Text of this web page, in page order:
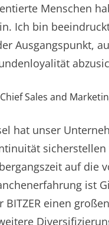
Menschen
Ich bin
Ausgangspunkt,
Sales and
hat unser
auf die
ist
BITZER einen